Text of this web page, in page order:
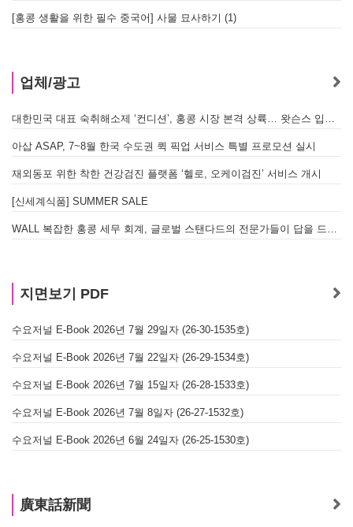
[홍콩 생활을 위한 필수 중국어] 사물 묘사하기 (1)
업체/광고
아삽 ASAP, 7~8월 한국 수도권 퀵 픽업 서비스 특별 프로모션 실시
재외동포 위한 착한 건강검진 플랫폼 ‘헬로, 오케이검진’ 서비스 개시
[신세계식품] SUMMER SALE
지면보기 PDF
수요저널 E-Book 2026년 7월 29일자 (26-30-1535호)
수요저널 E-Book 2026년 7월 22일자 (26-29-1534호)
수요저널 E-Book 2026년 7월 15일자 (26-28-1533호)
수요저널 E-Book 2026년 7월 8일자 (26-27-1532호)
수요저널 E-Book 2026년 6월 24일자 (26-25-1530호)
廣東話新聞